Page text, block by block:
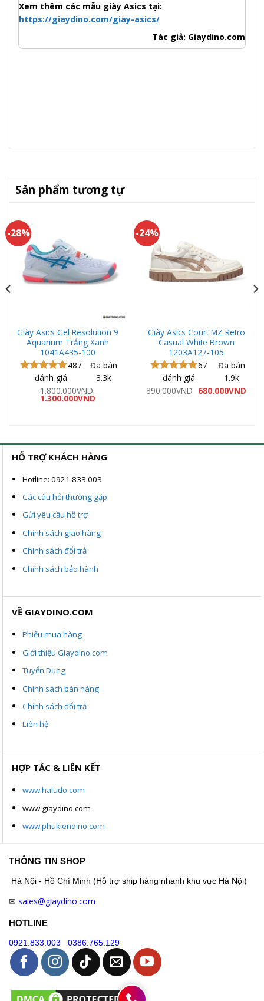
Xem thêm các mẫu giày Asics tại:
https://giaydino.com/giay-asics/
Tác giả: Giaydino.com
Sản phẩm tương tự
-28%
Giày Asics Gel Resolution 9
Aquarium Trắng Xanh
1041A435-100
Được xếp
hạng 5.00
5 sao
487
đánh giá
Đã bán
3.3k
1.800.000VND
Giá
gốc
1.300.000VND
-24%
Giày Asics Court MZ Retro
Casual White Brown
1203A127-105
Được xếp
hạng5.00
67
đánh giá
Đã bán
1.9k
890.000VND Giá
gốc
680.000VNDGiá
HỖ TRỢ KHÁCH HÀNG
Hotline: 0921.833.003
Các câu hỏi thường gặp
Gửi yêu cầu hỗ trợ
Chính sách giao hàng
Chính sách đổi trả
Chính sách bảo hành
VỀ GIAYDINO.COM
Phiếu mua hàng
Giới thiệu Giaydino.com
Tuyển Dụng
Chính sách bán hàng
Chính sách đổi trả
Liên hệ
HỢP TÁC & LIÊN KẾT
www.haludo.com
www.giaydino.com
www.phukiendino.com
THÔNG TIN SHOP
Hà Nội - Hồ Chí Minh (Hỗ trợ ship hàng nhanh khu vực Hà Nội)
✉ sales@giaydino.com
HOTLINE
0921.833.003 0386.765.129